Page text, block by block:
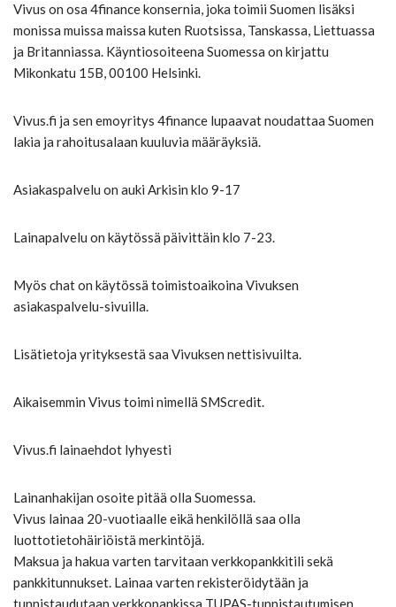
Vivus on osa 4finance konsernia, joka toimii Suomen lisäksi
monissa muissa maissa kuten Ruotsissa, Tanskassa, Liettuassa
ja Britanniassa. Käyntiosoiteena Suomessa on kirjattu
Mikonkatu 15B, 00100 Helsinki.
Vivus.fi ja sen emoyritys 4finance lupaavat noudattaa Suomen
lakia ja rahoitusalaan kuuluvia määräyksiä.
Asiakaspalvelu on auki Arkisin klo 9-17
Lainapalvelu on käytössä päivittäin klo 7-23.
Myös chat on käytössä toimistoaikoina Vivuksen
asiakaspalvelu-sivuilla.
Lisätietoja yrityksestä saa Vivuksen nettisivuilta.
Aikaisemmin Vivus toimi nimellä SMScredit.
Vivus.fi lainaehdot lyhyesti
Lainanhakijan osoite pitää olla Suomessa.
Vivus lainaa 20-vuotiaalle eikä henkilöllä saa olla
luottotietohäiriöistä merkintöjä.
Maksua ja hakua varten tarvitaan verkkopankkitili sekä
pankkitunnukset. Lainaa varten rekisteröidytään ja
tunnistaudutaan verkkopankissa TUPAS-tunnistautumisen